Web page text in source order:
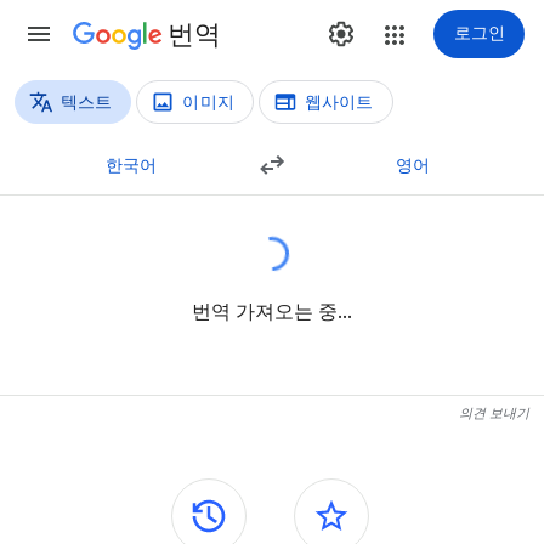
번역 로그인
번역 방법
텍스트 이미지 웹사이트
한국어 영어
번역 가져오는 중...
의견 보내기